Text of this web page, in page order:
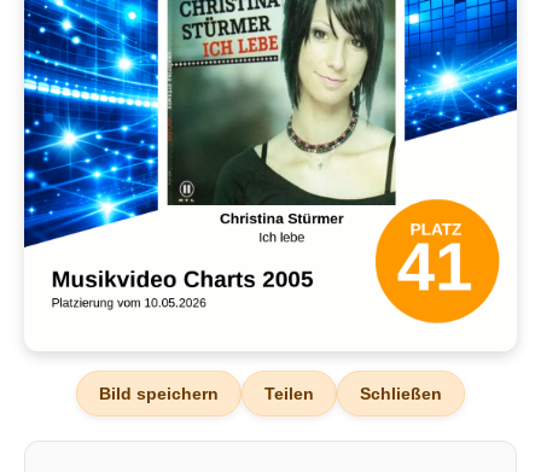
Bild speichern Teilen Schließen